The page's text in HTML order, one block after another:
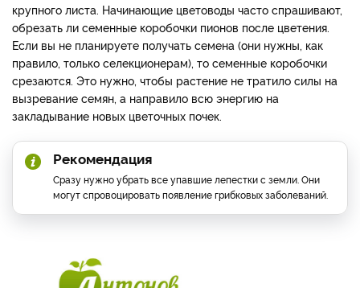
крупного листа. Начинающие цветоводы часто спрашивают,
обрезать ли семенные коробочки пионов после цветения.
Если вы не планируете получать семена (они нужны, как
правило, только селекционерам), то семенные коробочки
срезаются. Это нужно, чтобы растение не тратило силы на
вызревание семян, а направило всю энергию на
закладывание новых цветочных почек.
Рекомендация
Сразу нужно убрать все упавшие лепестки с земли. Они
могут спровоцировать появление грибковых заболеваний.